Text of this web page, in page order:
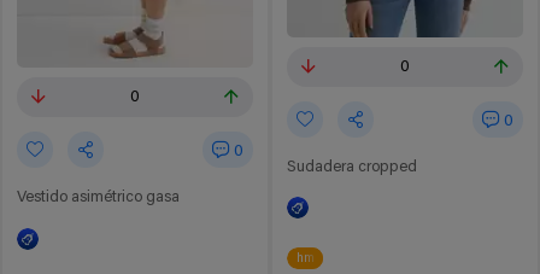
0
0
Vestido asimétrico gasa
0
0
Sudadera cropped
hm